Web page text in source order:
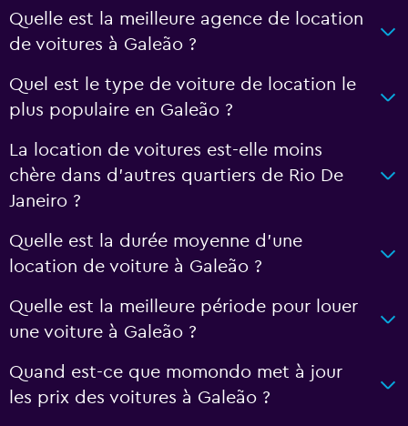
Quelle est la meilleure agence de location
de voitures à Galeão ?
Quel est le type de voiture de location le
plus populaire en Galeão ?
La location de voitures est-elle moins
chère dans d’autres quartiers de Rio De
Janeiro ?
Quelle est la durée moyenne d’une
location de voiture à Galeão ?
Quelle est la meilleure période pour louer
une voiture à Galeão ?
Quand est-ce que momondo met à jour
les prix des voitures à Galeão ?